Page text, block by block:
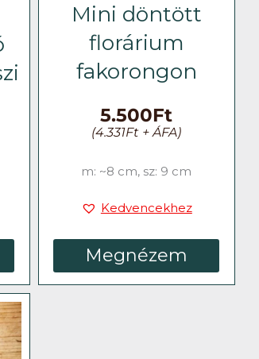
Mini döntött
florárium
fakorongon
5.500Ft
(4.331Ft + ÁFA)
m: ~8 cm, sz: 9 cm
Kedvencekhez
Megnézem